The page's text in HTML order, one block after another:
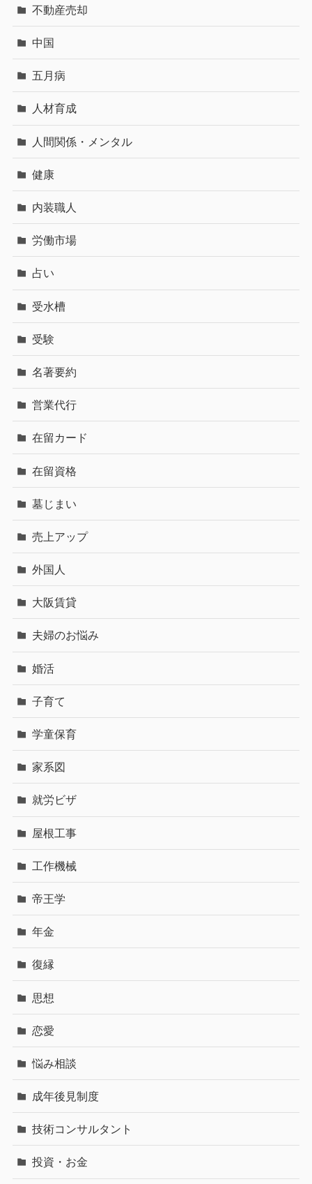
不動産売却
中国
五月病
人材育成
人間関係・メンタル
健康
内装職人
労働市場
占い
受水槽
受験
名著要約
営業代行
在留カード
在留資格
墓じまい
売上アップ
外国人
大阪賃貸
夫婦のお悩み
婚活
子育て
学童保育
家系図
就労ビザ
屋根工事
工作機械
帝王学
年金
復縁
思想
恋愛
悩み相談
成年後見制度
技術コンサルタント
投資・お金